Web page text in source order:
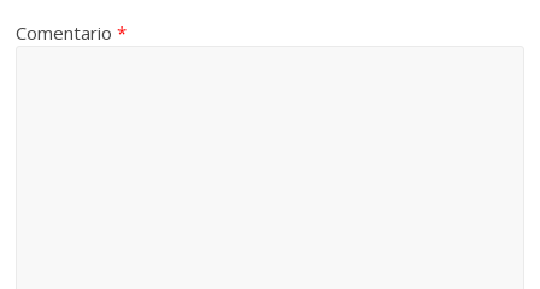
Comentario*